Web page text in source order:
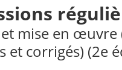
mise en œuvre
et corrigés) (2e